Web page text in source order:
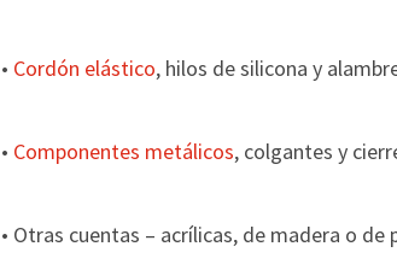
• Cordón elástico, hilos de silicona y
• Componentes metálicos, colgantes y
• Otras cuentas – acrílicas, de madera o de